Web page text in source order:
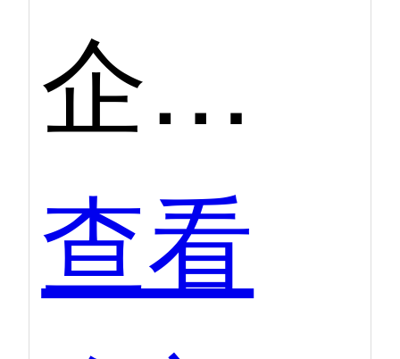
企业培训平台第二季度口碑产品
查看